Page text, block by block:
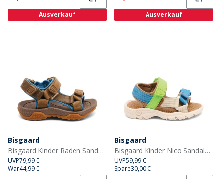
Ausverkauf Ausverkauf
Bisgaard
Bisgaard Kinder Raden Sandalen Olive
UVP79,99 €
War44,99 €
Bisgaard
Bisgaard Kinder Nico Sandalen Bright Green
UVP59,99 €
Spare30,00 €